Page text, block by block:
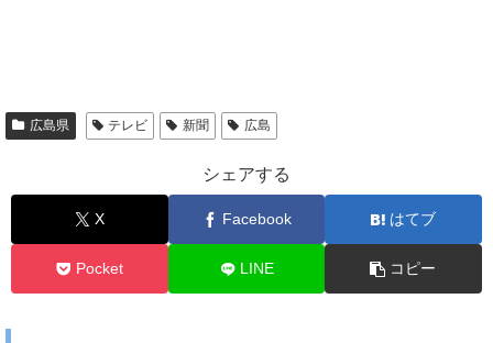
広島県 テレビ 新聞 広島
シェアする
X Facebook はてブ
Pocket LINE コピー